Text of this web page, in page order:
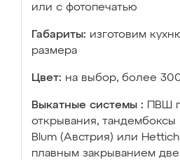
или с фотопечатью
Габариты: изготовим
размера
Цвет: на выбор, более
Выкатные системы :
ПВШ
открывания, тандембоксы
Blum (Австрия) или
плавным закрыванием